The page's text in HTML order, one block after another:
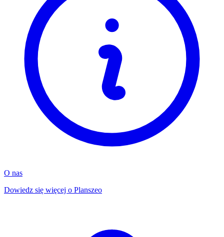
O nas
Dowiedz się więcej o Planszeo